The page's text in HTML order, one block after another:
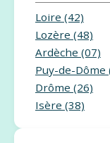
Loire (42)
Lozère (48)
Ardèche (07)
Puy-de-Dôme
Drôme (26)
Isère (38)